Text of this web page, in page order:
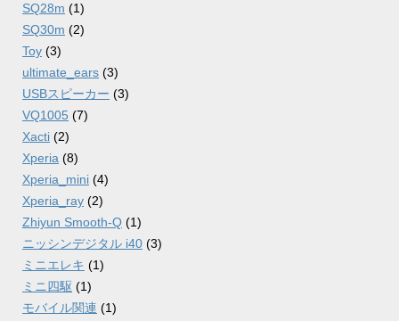
SQ28m (1)
SQ30m (2)
Toy (3)
ultimate_ears (3)
USBスピーカー (3)
VQ1005 (7)
Xacti (2)
Xperia (8)
Xperia_mini (4)
Xperia_ray (2)
Zhiyun Smooth-Q (1)
ニッシンデジタル i40 (3)
ミニエレキ (1)
ミニ四駆 (1)
モバイル関連 (1)